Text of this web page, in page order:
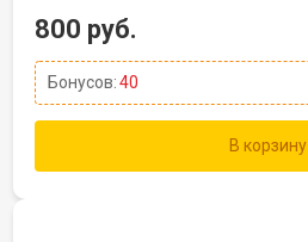
800 руб.
Бонусов:40
В корзину